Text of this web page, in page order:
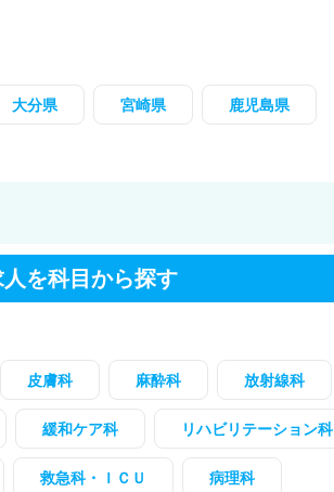
大分県 宮崎県 鹿児島県
を科目から探す
皮膚科 麻酔科 放射線科
緩和ケア科 リハビリテーション科
救急科・ＩＣＵ 病理科